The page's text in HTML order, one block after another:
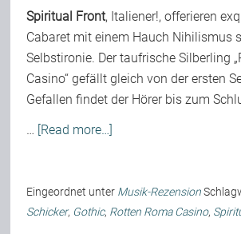
Rezensionen
Musik
Backstage
Spiritual Front, Italiener!, offerieren
Cabaret mit einem Hauch Nihilismus
Selbstironie. Der taufrische Silberling
Casino“ gefällt gleich von der ersten
Gefallen findet der Hörer bis zum
… [Read more…]
Eingeordnet unter Musik-Rezension
Schicker, Gothic, Rotten Roma Casino,